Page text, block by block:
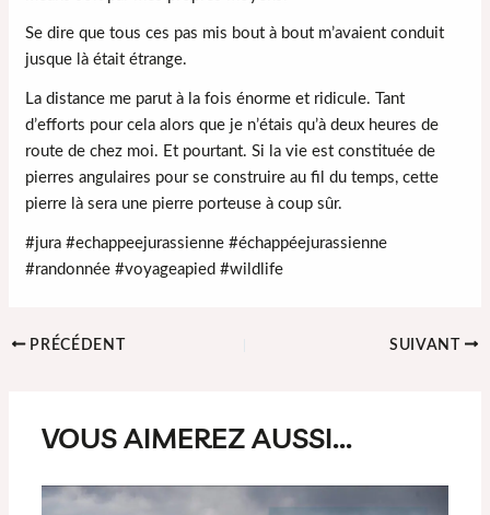
Se dire que tous ces pas mis bout à bout m’avaient conduit
jusque là était étrange.
La distance me parut à la fois énorme et ridicule. Tant
d’efforts pour cela alors que je n’étais qu’à deux heures de
route de chez moi. Et pourtant. Si la vie est constituée de
pierres angulaires pour se construire au fil du temps, cette
pierre là sera une pierre porteuse à coup sûr.
#jura #echappeejurassienne #échappéejurassienne
#randonnée #voyageapied #wildlife
Navigation
PRÉCÉDENT SUIVANT
VOUS AIMEREZ AUSSI...